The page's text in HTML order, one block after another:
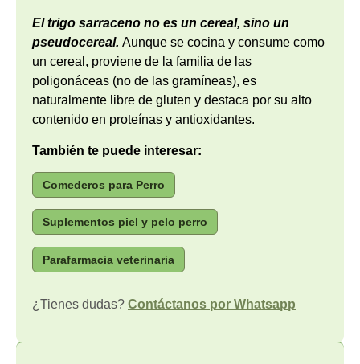
El trigo sarraceno no es un cereal, sino un
pseudocereal. Aunque se cocina y consume como
un cereal, proviene de la familia de las
poligonáceas (no de las gramíneas), es
naturalmente libre de gluten y destaca por su alto
contenido en proteínas y antioxidantes.
También te puede interesar:
Comederos para Perro
Suplementos piel y pelo perro
Parafarmacia veterinaria
¿Tienes dudas? Contáctanos por Whatsapp